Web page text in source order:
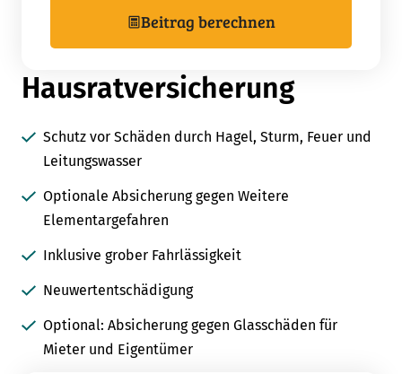
Beitrag berechnen
Hausratversicherung
Schutz vor Schäden durch Hagel, Sturm, Feuer und
Leitungswasser
Optionale Absicherung gegen Weitere
Elementargefahren
Inklusive grober Fahrlässigkeit
Neuwertentschädigung
Optional: Absicherung gegen Glasschäden für
Mieter und Eigentümer